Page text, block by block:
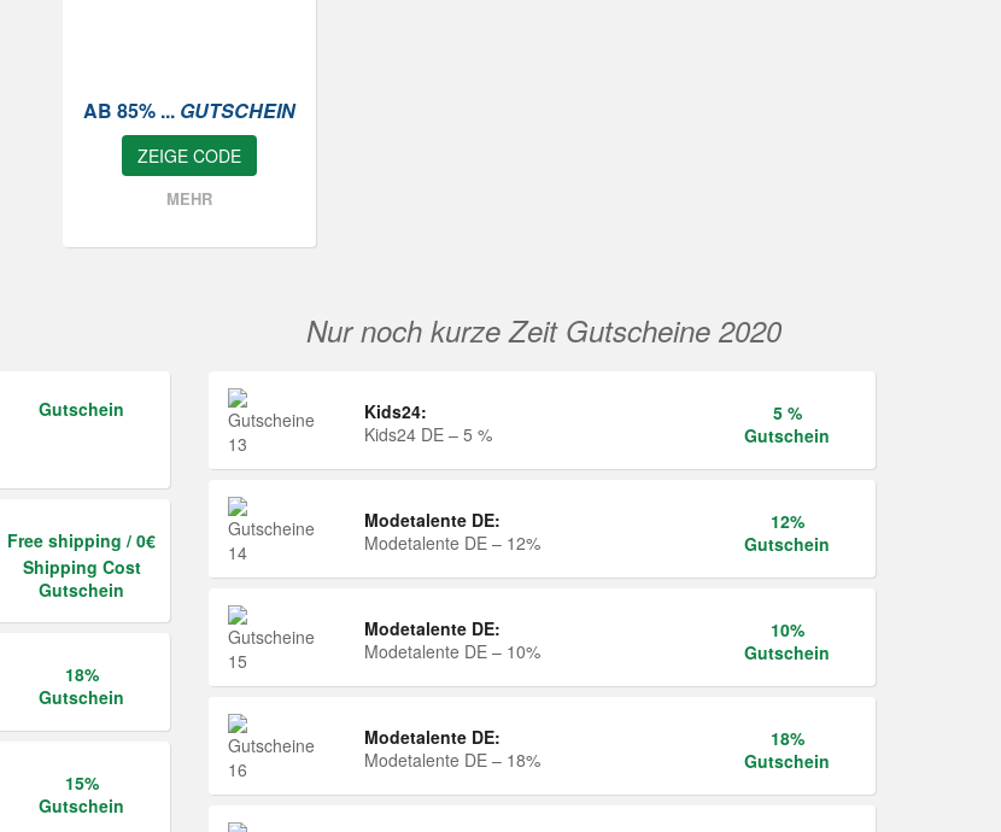
AB 85% ... GUTSCHEIN
ZEIGE CODE
MEHR
Gutschein
Free shipping / 0€
Shipping Cost
Gutschein
18%
Gutschein
15%
Gutschein
Nur noch kurze Zeit Gutscheine 2020
Kids24:
Kids24 DE – 5 %
5 %
Gutschein
Modetalente DE:
Modetalente DE – 12%
12%
Gutschein
Modetalente DE:
Modetalente DE – 10%
10%
Gutschein
Modetalente DE:
Modetalente DE – 18%
18%
Gutschein